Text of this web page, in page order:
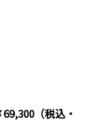
（税込・